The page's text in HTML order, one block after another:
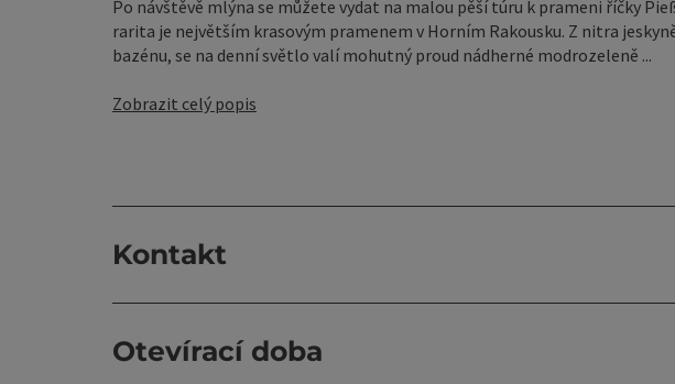
Po návštěvě mlýna se můžete vydat na malou pěší túru k prameni říčky
rarita je největším krasovým pramenem v Horním Rakousku. Z nitra
bazénu, se na denní světlo valí mohutný proud nádherné modrozeleně ...
Zobrazit celý popis
Kontakt
Otevírací doba